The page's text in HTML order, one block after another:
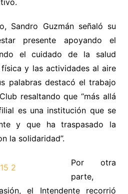
Sandro Guzmán señaló su
presente apoyando el
el cuidado de la salud
y las actividades al aire
palabras destacó el trabajo
resaltando que “más allá
es una institución que se
y que ha traspasado la
la solidaridad”.
Por otra
parte,
el Intendente recorrió